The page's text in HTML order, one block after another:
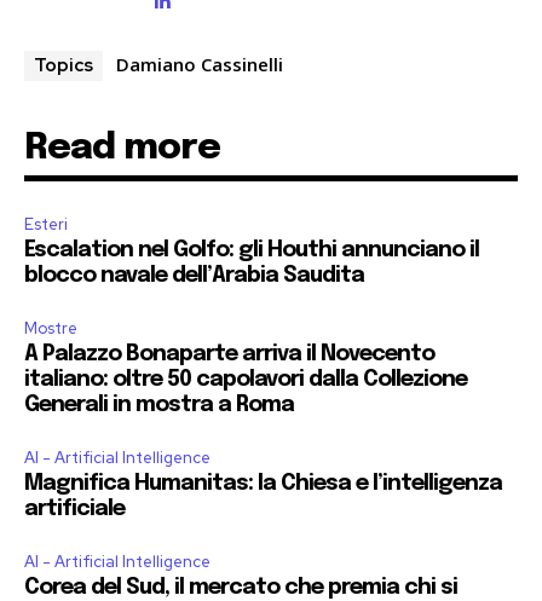
Topics Damiano Cassinelli
Read more
Esteri
Escalation nel Golfo: gli Houthi annunciano il
blocco navale dell’Arabia Saudita
Mostre
A Palazzo Bonaparte arriva il Novecento
italiano: oltre 50 capolavori dalla Collezione
Generali in mostra a Roma
AI - Artificial Intelligence
Magnifica Humanitas: la Chiesa e l’intelligenza
artificiale
AI - Artificial Intelligence
Corea del Sud, il mercato che premia chi si